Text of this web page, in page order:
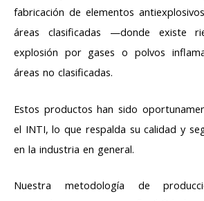
fabricación de elementos
áreas clasificadas —donde existe
explosión por gases o polvos
áreas no clasificadas.
Estos productos han sido
el INTI, lo que respalda su calidad y
en la industria en general.
Nuestra metodología de